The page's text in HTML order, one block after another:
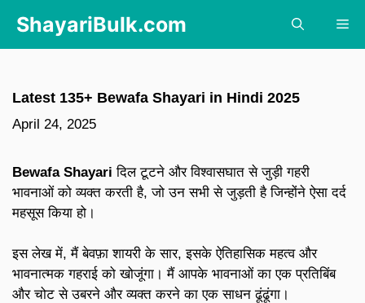
content
ShayariBulk.com
Latest 135+ Bewafa Shayari in Hindi 2025
April 24, 2025
Bewafa Shayari दिल टूटने और विश्वासघात से जुड़ी गहरी
भावनाओं को व्यक्त करती है, जो उन सभी से जुड़ती है जिन्होंने ऐसा दर्द
महसूस किया हो।
इस लेख में, मैं बेवफ़ा शायरी के सार, इसके ऐतिहासिक महत्व और
भावनात्मक गहराई को खोजूंगा। मैं आपके भावनाओं का एक प्रतिबिंब
और चोट से उबरने और व्यक्त करने का एक साधन ढूंढूंगा।